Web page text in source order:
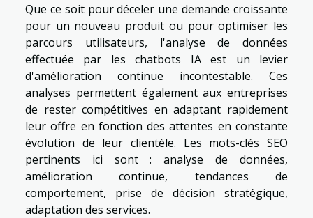
Que ce soit pour déceler une demande croissante
pour un nouveau produit ou pour optimiser les
parcours utilisateurs, l'analyse de données
effectuée par les chatbots IA est un levier
d'amélioration continue incontestable. Ces
analyses permettent également aux entreprises
de rester compétitives en adaptant rapidement
leur offre en fonction des attentes en constante
évolution de leur clientèle. Les mots-clés SEO
pertinents ici sont : analyse de données,
amélioration continue, tendances de
comportement, prise de décision stratégique,
adaptation des services.